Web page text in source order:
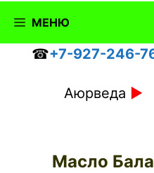
МЕНЮ
☎+7-927-246-
Аюрведа ►
Масло